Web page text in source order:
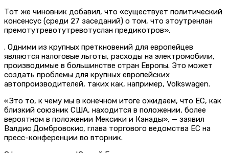
Тот же чиновник добавил, что «существует политический
консенсус (среди 27 заседаний) о том, что этоутренлан
премотутревотутревотуслан предикотров».
. Одними из крупных преткновений для европейцев
являются налоговые льготы, расходы на электромобили,
производимые в большинстве стран Европы. Это может
создать проблемы для крупных европейских
автопроизводителей, таких как, например, Volkswagen.
«Это то, к чему мы в конечном итоге ожидаем, что ЕС, как
близкий союзник США, находится в положении, более
вероятном в положении Мексики и Канады», — заявил
Валдис Домбровскис, глава торгового ведомства ЕС на
пресс-конференции во вторник.